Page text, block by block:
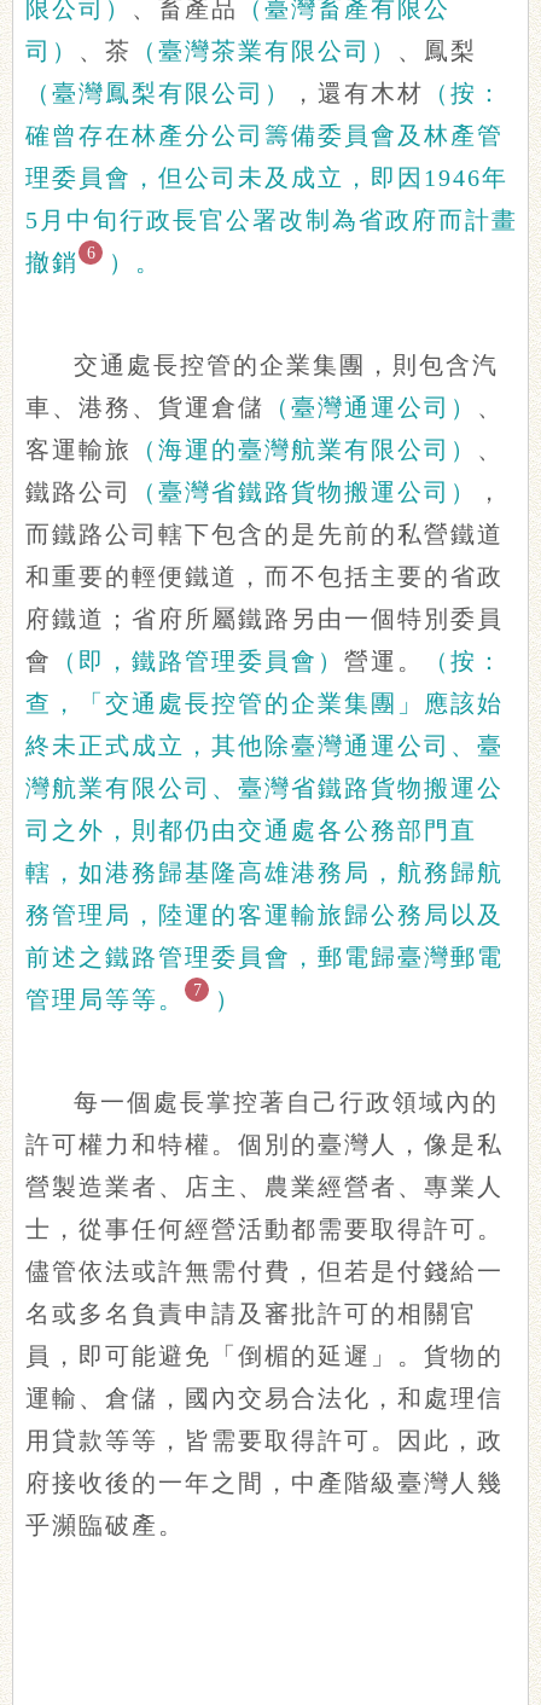
限公司） 、畜產品
（臺灣畜產有限公
司） 、茶 （臺灣茶業有限公司） 、鳳梨
（臺灣鳳梨有限公司）
，還有木材 （按：
確曾存在林產分公司籌備委員會及林產管
理委員會，但公司未及成立，即因1946年
5月中旬行政長官公署改制為省政府而計畫
撤銷
6 ）。
交通處長控管的企業集團，則包含汽
車、港務、貨運倉儲 （臺灣通運公司） 、
客運輸旅
（海運的臺灣航業有限公司） 、
鐵路公司
（臺灣省鐵路貨物搬運公司）
，
而鐵路公司轄下包含的是先前的私營鐵道
和重要的輕便鐵道，而不包括主要的省政
府鐵道；省府所屬鐵路另由一個特別委員
會
（即，鐵路管理委員會） 營運。
（按：
查，「交通處長控管的企業集團」應該始
終未正式成立，其他除臺灣通運公司、臺
灣航業有限公司、臺灣省鐵路貨物搬運公
司之外，則都仍由交通處各公務部門直
轄，如港務歸基隆高雄港務局，航務歸航
務管理局，陸運的客運輸旅歸公務局以及
前述之鐵路管理委員會，郵電歸臺灣郵電
管理局等等。
7 ）
每一個處長掌控著自己行政領域內的
許可權力和特權。個別的臺灣人，像是私
營製造業者、店主、農業經營者、專業人
士，從事任何經營活動都需要取得許可。
儘管依法或許無需付費，但若是付錢給一
名或多名負責申請及審批許可的相關官
員，即可能避免「倒楣的延遲」。貨物的
運輸、倉儲，國內交易合法化，和處理信
用貸款等等，皆需要取得許可。因此，政
府接收後的一年之間，中產階級臺灣人幾
乎瀕臨破產。